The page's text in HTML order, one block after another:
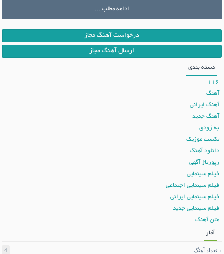
ادامه مطلب ...
درخواست آهنگ مجاز
ارسال آهنگ مجاز
دسته بندی
116
آهنگ
آهنگ ایرانی
آهنگ جدید
به زودی
تکست موزیک
دانلود آهنگ
رپورتاژ آگهی
فیلم سینمایی
فیلم سینمایی اجتماعی
فیلم سینمایی ایرانی
فیلم سینمایی جدید
متن آهنگ
آمار
تعداد آهنگ
4